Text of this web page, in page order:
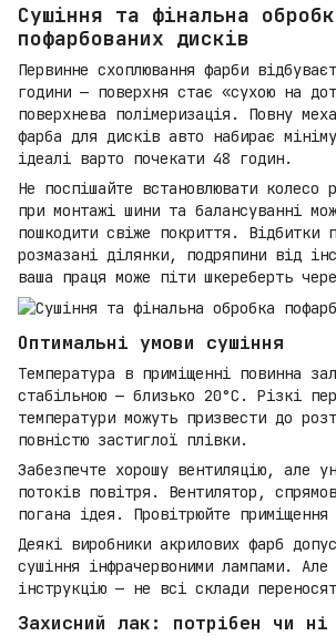
Сушіння та фінальна
пофарбованих дисків
Первинне схоплювання фарби
години — поверхня стає «сухою на
поверхнева полімеризація. Повну
фарба для дисків авто набирає
ідеалі варто почекати 48 годин.
Не поспішайте встановлювати колесо
при монтажі шини та балансуванні
пошкодити свіже покриття. Відбитки
розмазані ділянки, подряпини від
ваша праця може піти шкереберть
Оптимальні умови сушіння
Температура в приміщенні повинна
стабільною — близько 20°C. Різкі
температури можуть призвести до
повністю застиглої плівки.
Забезпечте хорошу вентиляцію, але
потоків повітря. Вентилятор,
погана ідея. Провітрюйте
Деякі виробники акрилових фарб
сушіння інфрачервоними лампами. Але
інструкцію — не всі склади
Захисний лак: потрібен чи ні